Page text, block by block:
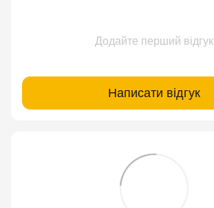
Додайте перший відгук
Написати відгук